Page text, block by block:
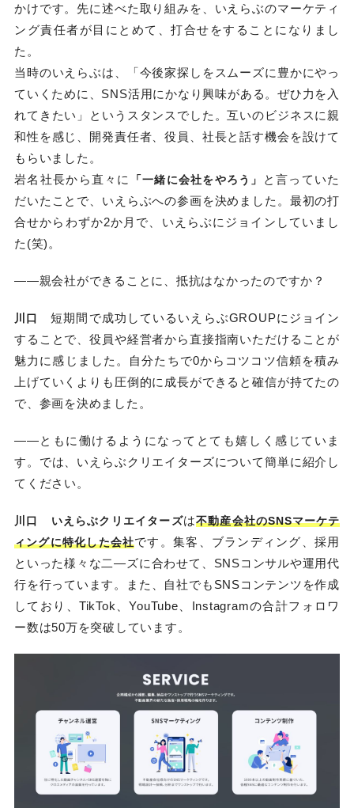
かけです。先に述べた取り組みを、いえらぶのマーケティ
ング責任者が目にとめて、打合せをすることになりまし
た。
当時のいえらぶは、「今後家探しをスムーズに豊かにやっ
ていくために、SNS活用にかなり興味がある。ぜひ力を入
れてきたい」というスタンスでした。互いのビジネスに親
和性を感じ、開発責任者、役員、社長と話す機会を設けて
もらいました。
岩名社長から直々に
「一緒に会社をやろう」
と言っていた
だいたことで、いえらぶへの参画を決めました。最初の打
合せからわずか2か月で、いえらぶにジョインしていまし
た(笑)。
——親会社ができることに、抵抗はなかったのですか？
川口
短期間で成功しているいえらぶGROUPにジョイン
することで、役員や経営者から直接指南いただけることが
魅力に感じました。自分たちで0からコツコツ信頼を積み
上げていくよりも圧倒的に成長ができると確信が持てたの
で、参画を決めました。
——ともに働けるようになってとても嬉しく感じていま
す。では、いえらぶクリエイターズについて簡単に紹介し
てください。
川口 いえらぶクリエイターズは不動産会社のSNSマーケテ
ィングに特化した会社です。集客、ブランディング、採用
といった様々な二―ズに合わせて、SNSコンサルや運用代
行を行っています。また、自社でもSNSコンテンツを作成
しており、TikTok、YouTube、Instagramの合計フォロワ
ー数は50万を突破しています。